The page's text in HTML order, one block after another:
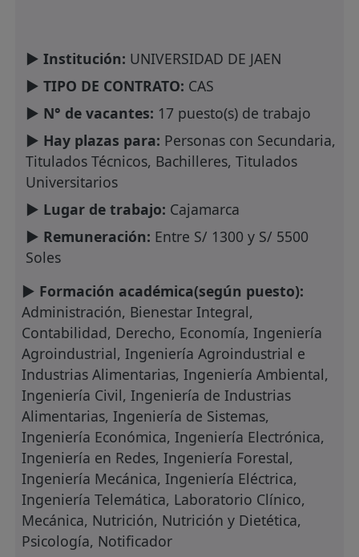
► Institución: UNIVERSIDAD DE JAEN
► TIPO DE CONTRATO: CAS
► N° de vacantes: 17 puesto(s) de trabajo
► Hay plazas para: Personas con Secundaria,
Titulados Técnicos, Bachilleres, Titulados
Universitarios
► Lugar de trabajo: Cajamarca
► Remuneración: Entre S/ 1300 y S/ 5500
Soles
► Formación académica(según puesto):
Administración, Bienestar Integral,
Contabilidad, Derecho, Economía, Ingeniería
Agroindustrial, Ingeniería Agroindustrial e
Industrias Alimentarias, Ingeniería Ambiental,
Ingeniería Civil, Ingeniería de Industrias
Alimentarias, Ingeniería de Sistemas,
Ingeniería Económica, Ingeniería Electrónica,
Ingeniería en Redes, Ingeniería Forestal,
Ingeniería Mecánica, Ingeniería Eléctrica,
Ingeniería Telemática, Laboratorio Clínico,
Mecánica, Nutrición, Nutrición y Dietética,
Psicología, Notificador